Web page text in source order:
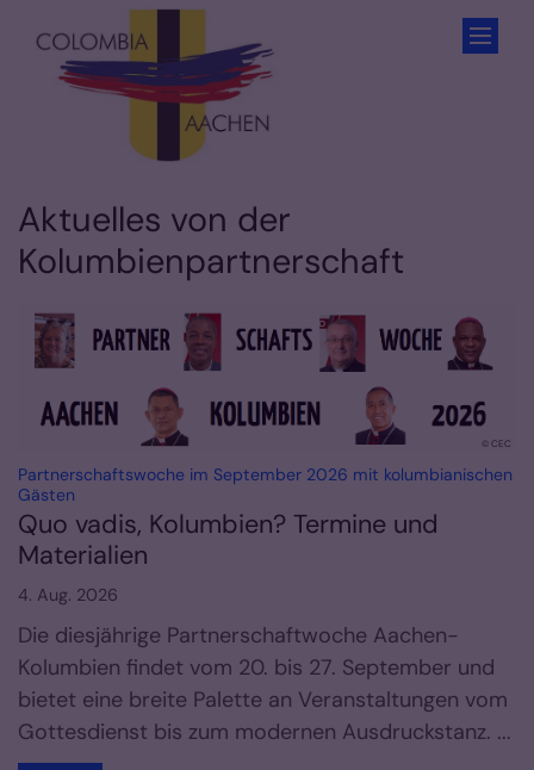
Zum Inhalt springen
Aktuelles von der
Kolumbienpartnerschaft
© CEC
Partnerschaftswoche im September 2026 mit kolumbianischen
Gästen
Quo vadis, Kolumbien? Termine und
Materialien
4. Aug. 2026
Die diesjährige Partnerschaftwoche Aachen-
Kolumbien findet vom 20. bis 27. September und
bietet eine breite Palette an Veranstaltungen vom
Gottesdienst bis zum modernen Ausdruckstanz. ...